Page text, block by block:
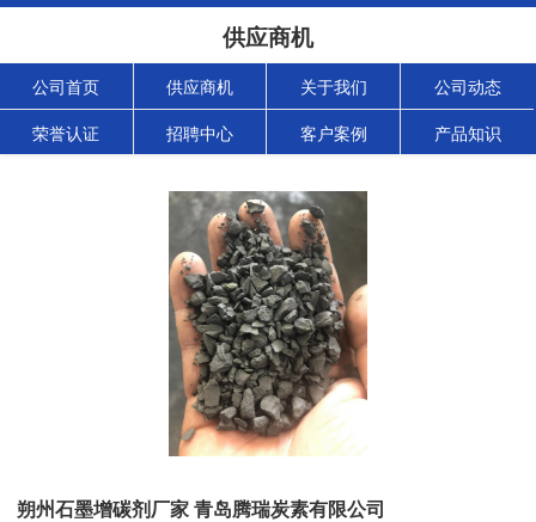
供应商机
公司首页 供应商机 关于我们 公司动态
荣誉认证 招聘中心 客户案例 产品知识
朔州石墨增碳剂厂家 青岛腾瑞炭素有限公司